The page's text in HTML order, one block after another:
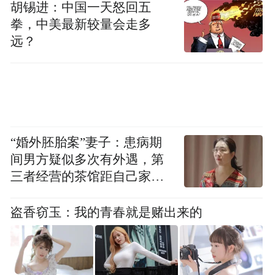
“特别声明：以上作品内容(包括在内的视频、图片或音
频)为凤凰网旗下自媒体平台“大风号”用户上传并发
布，本平台仅提供信息存储空间服务。
胡锡进：中国一天怒回五
拳，中美最新较量会走多
远？
“婚外胚胎案”妻子：患病期
间男方疑似多次有外遇，第
三者经营的茶馆距自己家步
盗香窃玉：我的青春就是赌出来的